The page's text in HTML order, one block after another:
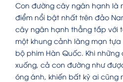
Con đường cây ngân hạnh là
điểm nổi bật nhất trên đảo
cây ngân hạnh thẳng tắp với
một khung cảnh lãng mạn
bộ phim Hàn Quốc. Khi
xuống, cả con đường như
óng ánh, khiến bất kỳ ai cũng